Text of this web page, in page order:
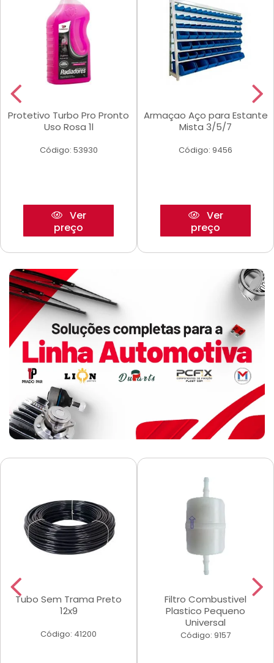
Protetivo Turbo Pro Pronto
Uso Rosa 1l
Código: 53930
Ver
preço
Armaçao Aço para Estante
Mista 3/5/7
Código: 9456
Ver
preço
Tubo Sem Trama Preto
12x9
Código: 41200
Filtro Combustivel
Plastico Pequeno
Universal
Código: 9157